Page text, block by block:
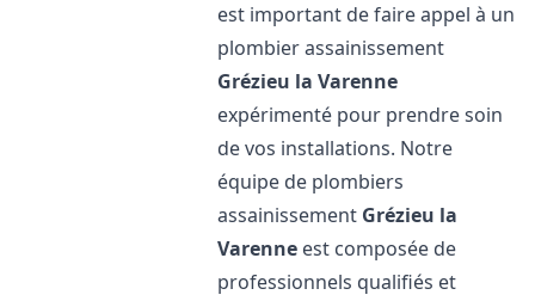
est important de faire appel à un
plombier assainissement
Grézieu la Varenne
expérimenté pour prendre soin
de vos installations. Notre
équipe de plombiers
assainissement Grézieu la
Varenne est composée de
professionnels qualifiés et